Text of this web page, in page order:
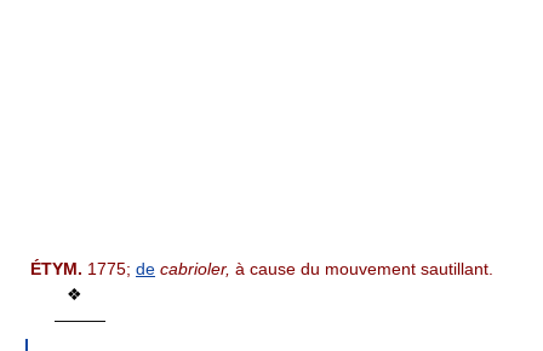
ÉTYM. 1775; de cabrioler, à cause du mouvement sautillant.
❖
———
I